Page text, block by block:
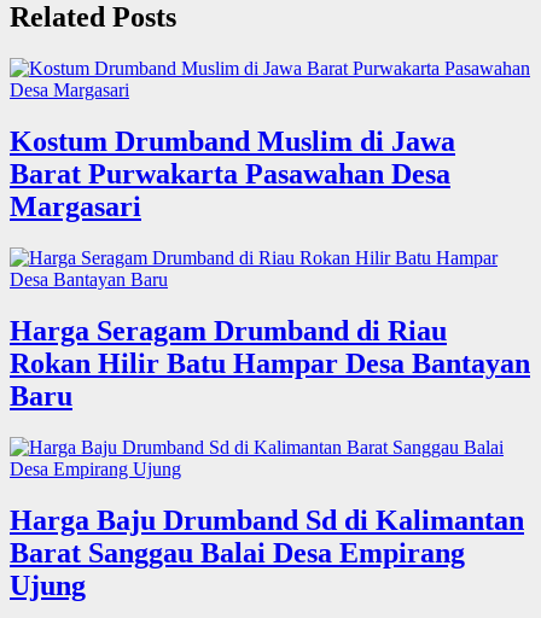
Related Posts
Kostum Drumband Muslim di Jawa
Barat Purwakarta Pasawahan Desa
Margasari
Harga Seragam Drumband di Riau
Rokan Hilir Batu Hampar Desa Bantayan
Baru
Harga Baju Drumband Sd di Kalimantan
Barat Sanggau Balai Desa Empirang
Ujung